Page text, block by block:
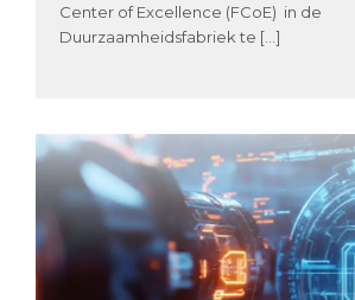
Center of Excellence (FCoE) in de
Duurzaamheidsfabriek te […]